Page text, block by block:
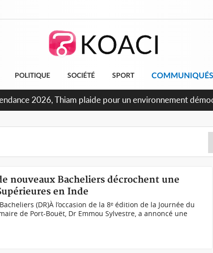
POLITIQUE SOCIÉTÉ SPORT COMMUNIQUÉS
INFAS 2026, les convocations seront disponibles à
nouveaux Bacheliers décrochent une
en Inde
(DR)À l’occasion de la 8ᵉ édition de la Journée du
de Port-Bouët, Dr Emmou Sylvestre, a annoncé une